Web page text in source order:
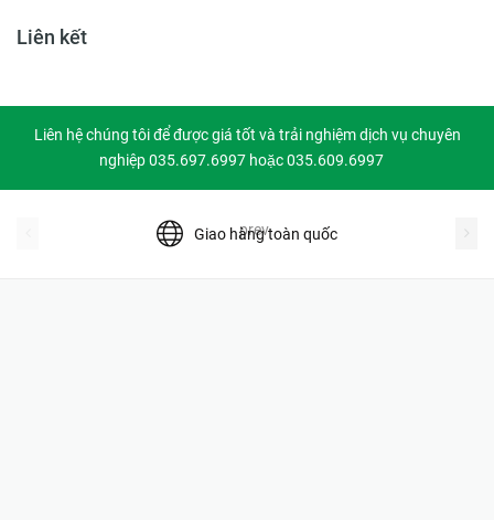
Liên kết
Liên hệ chúng tôi để được giá tốt và trải nghiệm dịch vụ chuyên
nghiệp 035.697.6997 hoặc 035.609.6997
Giao hàng toàn quốc
prev